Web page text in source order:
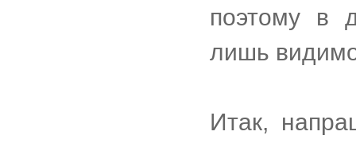
поэтому в
лишь
Итак,